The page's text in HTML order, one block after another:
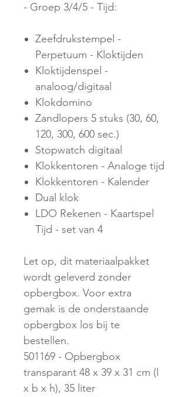
- Groep 3/4/5 - Tijd:
Zeefdrukstempel -
Perpetuum - Kloktijden
Kloktijdenspel -
analoog/digitaal
Klokdomino
Zandlopers 5 stuks (30, 60,
120, 300, 600 sec.)
Stopwatch digitaal
Klokkentoren - Analoge tijd
Klokkentoren - Kalender
Dual klok
LDO Rekenen - Kaartspel
Tijd - set van 4
Let op, dit materiaalpakket
wordt geleverd zonder
opbergbox. Voor extra
gemak is de onderstaande
opbergbox los bij te
bestellen.
501169 - Opbergbox
transparant 48 x 39 x 31 cm (l
x b x h), 35 liter